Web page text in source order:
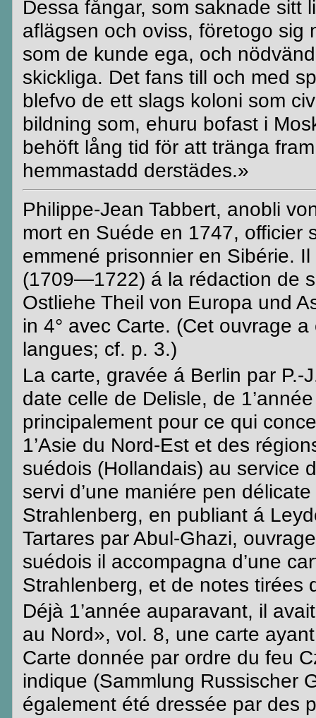
Dessa fångar, som saknade sitt
aflägsen och oviss, företogo sig
som de kunde ega, och
skickliga. Det fans till och med
blefvo de ett slags koloni som
bildning som, ehuru bofast i
behöftlång tid för att tränga
hemmastadd derstädes.»
Philippe-Jean Tabbert, anobli
morten Suéde en 1747, officier
emmené prisonnieren Sibérie. Il
(1709—1722) ála rédaction de
Ostliehe Theil von Europaund
in 4° avec Carte. (Cet ouvrage a
langues; cf. p. 3.)
La carte, gravée áBerlin par P.-
date celle de Delisle, de
principalementpour ce qui
1’Asie du Nord-Estet des
suédois (Hollandais) au service
servi d’une maniére pen délicate
Strahlenberg, en publiant á
Tartares parAbul-Ghazi, ouvrage
suédois il accompagna d’une
Strahlenberg, et de notes tirées
Déjà 1’année auparavant, il avait
au Nord», vol. 8, une carte ayant
Carte donnée par ordre du feu
indique (Sammlung Russischer
également été dressée par des